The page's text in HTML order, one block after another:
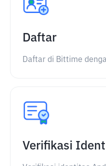
Daftar
Daftar di Bittime
Verifikasi